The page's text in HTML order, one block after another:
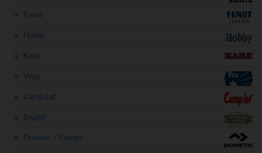
Fendt
Hobby
Kabe
Vega
Camp-Let
Brugte
Dometic / Kampa